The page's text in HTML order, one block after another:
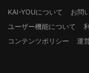
KAI-YOUについて
お問
ユーザー機能について
コンテンツポリシー
運